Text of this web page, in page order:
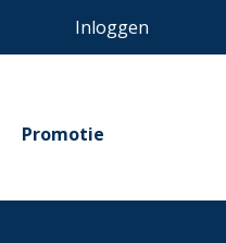
Inloggen
Promotie